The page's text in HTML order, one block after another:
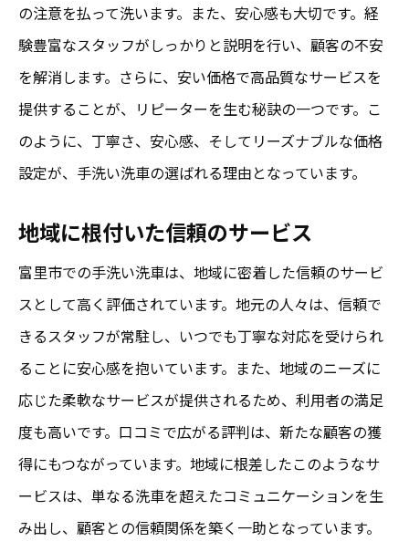
の注意を払って洗います。また、安心感も大切です。経
験豊富なスタッフがしっかりと説明を行い、顧客の不安
を解消します。さらに、安い価格で高品質なサービスを
提供することが、リピーターを生む秘訣の一つです。こ
のように、丁寧さ、安心感、そしてリーズナブルな価格
設定が、手洗い洗車の選ばれる理由となっています。
地域に根付いた信頼のサービス
富里市での手洗い洗車は、地域に密着した信頼のサービ
スとして高く評価されています。地元の人々は、信頼で
きるスタッフが常駐し、いつでも丁寧な対応を受けられ
ることに安心感を抱いています。また、地域のニーズに
応じた柔軟なサービスが提供されるため、利用者の満足
度も高いです。口コミで広がる評判は、新たな顧客の獲
得にもつながっています。地域に根差したこのようなサ
ービスは、単なる洗車を超えたコミュニケーションを生
み出し、顧客との信頼関係を築く一助となっています。